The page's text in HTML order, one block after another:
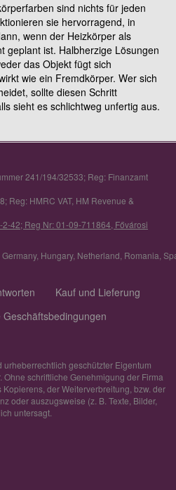
sind nichts für jeden
sie hervorragend, in
wenn der Heizkörper als
geplant ist. Halbherzige Lösungen
das Objekt fügt sich
wie ein Fremdkörper. Wer sich
sollte diesen Schritt
sieht es schlichtweg unfertig aus.
241/194/32533; Reg: Finanzamt
Reg: HMRC VAT, HM Revenue &
42; Reg Nr: 01-09-711864, Fővárosi
Germany, Hungary, Netherland Romania
Kauf und Lieferung
Geschäftsbedingungen
geschützter Eigentum
schriftliche Genehmigung der Firma
der Weiterverbreitung, bzw. der
oder auszugsweise (z. B. Texte, Bilder,
untersagt.